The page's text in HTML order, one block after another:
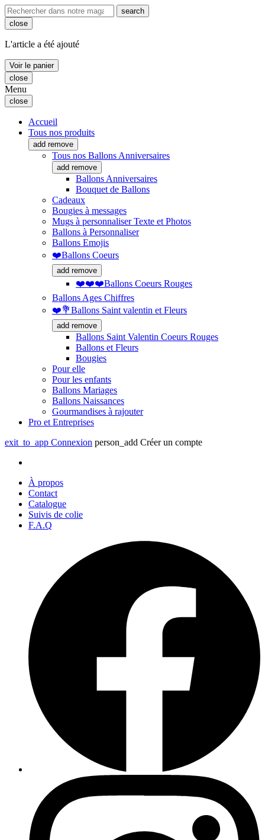
search
close
L'article a été ajouté
Voir le panier
close
Menu
close
Accueil
Tous nos produits
add remove
Tous nos Ballons Anniversaires
add remove
Ballons Anniversaires
Bouquet de Ballons
Cadeaux
Bougies à messages
Mugs à personnaliser Texte et Photos
Ballons à Personnaliser
Ballons Emojis
❤️Ballons Coeurs
add remove
❤️❤️❤️Ballons Coeurs Rouges
Ballons Ages Chiffres
❤️💐Ballons Saint valentin et Fleurs
add remove
Ballons Saint Valentin Coeurs Rouges
Ballons et Fleurs
Bougies
Pour elle
Pour les enfants
Ballons Mariages
Ballons Naissances
Gourmandises à rajouter
Pro et Entreprises
exit_to_app Connexion person_add Créer un compte
À propos
Contact
Catalogue
Suivis de colie
F.A.Q